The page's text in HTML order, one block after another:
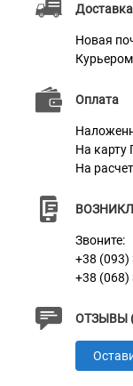
Доставка
Новая
Курьером
Оплата
На карту
На
Звоните:
+38 (093)
+38 (068)
ОТЗЫВЫ
информацию по
контактные
животного,
помощью
информация на
Материал
Фурнитура